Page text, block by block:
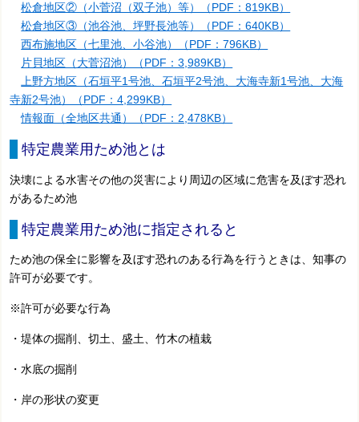
松倉地区②（小菅沼（双子池）等）（PDF：819KB）
松倉地区③（池谷池、坪野長池等）（PDF：640KB）
西布施地区（七里池、小谷池）（PDF：796KB）
片貝地区（大菅沼池）（PDF：3,989KB）
上野方地区（石垣平1号池、石垣平2号池、大海寺新1号池、大海
寺新2号池）（PDF：4,299KB）
情報面（全地区共通）（PDF：2,478KB）
特定農業用ため池とは
決壊による水害その他の災害により周辺の区域に危害を及ぼす恐れ
があるため池
特定農業用ため池に指定されると
ため池の保全に影響を及ぼす恐れのある行為を行うときは、知事の
許可が必要です。
※許可が必要な行為
・堤体の掘削、切土、盛土、竹木の植栽
・水底の掘削
・岸の形状の変更